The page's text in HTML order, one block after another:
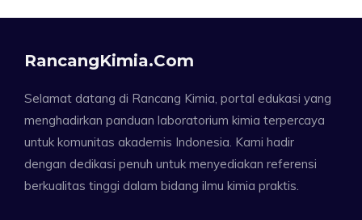
RancangKimia.com
Selamat datang di Rancang Kimia, portal edukasi yang
menghadirkan panduan laboratorium kimia terpercaya
untuk komunitas akademis Indonesia. Kami hadir
dengan dedikasi penuh untuk menyediakan referensi
berkualitas tinggi dalam bidang ilmu kimia praktis.